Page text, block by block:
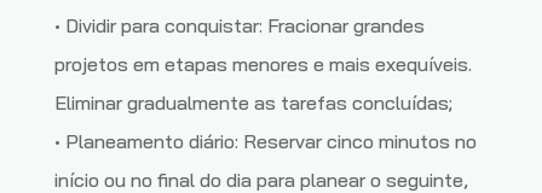
• Dividir para conquistar: Fracionar grandes
projetos em etapas menores e mais exequíveis.
Eliminar gradualmente as tarefas concluídas;
• Planeamento diário: Reservar cinco minutos no
início ou no final do dia para planear o seguinte,